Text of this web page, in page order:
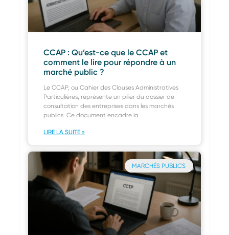
CCAP : Qu’est-ce que le CCAP et
comment le lire pour répondre à un
marché public ?
Le CCAP, ou Cahier des Clauses Administratives
Particulières, représente un pilier du dossier de
consultation des entreprises dans les marchés
publics. Ce document encadre la
LIRE LA SUITE »
MARCHÉS PUBLICS